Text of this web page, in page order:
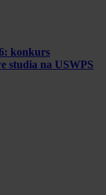
konkurs
studia na USWPS